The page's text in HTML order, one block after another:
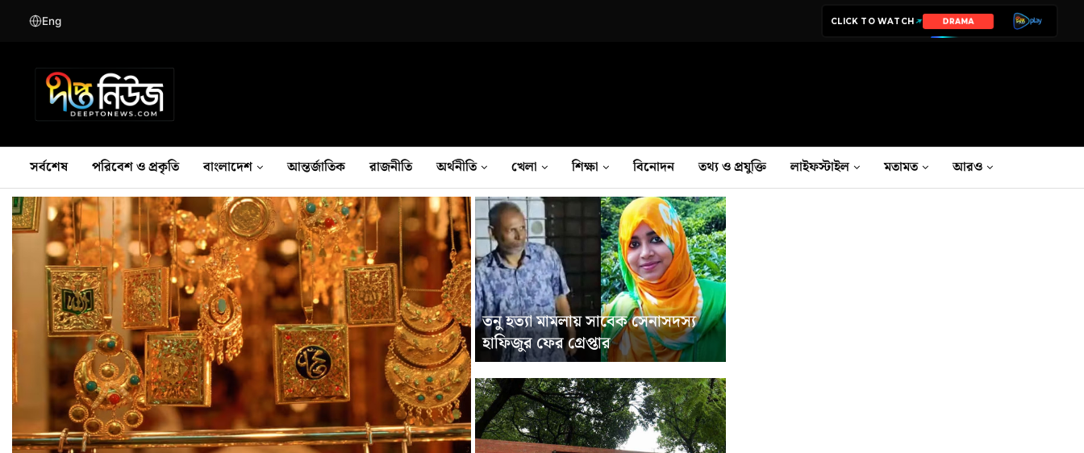
Eng CLICK TO WATCH TV SHOWS
সর্বশেষ পরিবেশ ও প্রকৃতি বাংলাদেশ আন্তর্জাতিক রাজনীতি অর্থনীতি খেলা শিক্ষা বিনোদন তথ‍্য ও প্রযুক্তি লাইফস্টাইল মতামত আরও
তনু হত্যা মামলায় সাবেক সেনাসদস্য
হাফিজুর ফের গ্রেপ্তার